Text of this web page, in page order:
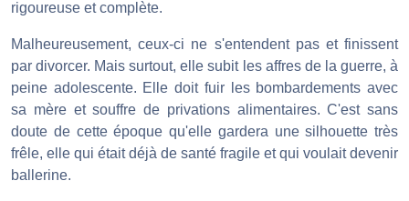
rigoureuse et complète.
Malheureusement, ceux-ci ne s'entendent pas et finissent
par divorcer. Mais surtout, elle subit les affres de la guerre, à
peine adolescente. Elle doit fuir les bombardements avec
sa mère et souffre de privations alimentaires. C'est sans
doute de cette époque qu'elle gardera une silhouette très
frêle, elle qui était déjà de santé fragile et qui voulait devenir
ballerine.